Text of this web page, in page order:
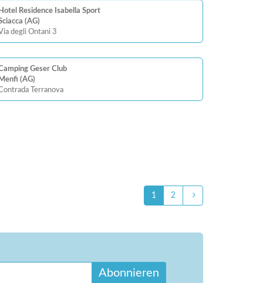
Hotel Residence Isabella Sport
(AG)
degli Ontani 3
Geser Club
Menfi (AG)
Terranova
1 2
Abonnieren